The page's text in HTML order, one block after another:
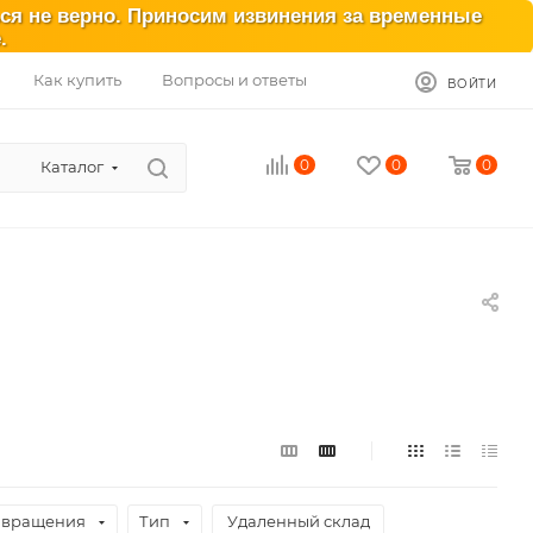
не верно. Приносим извинения за временные
Как купить Вопросы и ответы ВОЙТИ
Каталог 0 0 0
вращения Тип Удаленный склад